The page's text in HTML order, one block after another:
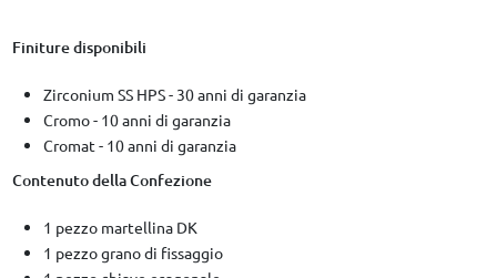
Finiture disponibili
Zirconium SS HPS - 30 anni di garanzia
Cromo - 10 anni di garanzia
Cromat - 10 anni di garanzia
Contenuto della Confezione
1 pezzo martellina DK
1 pezzo grano di fissaggio